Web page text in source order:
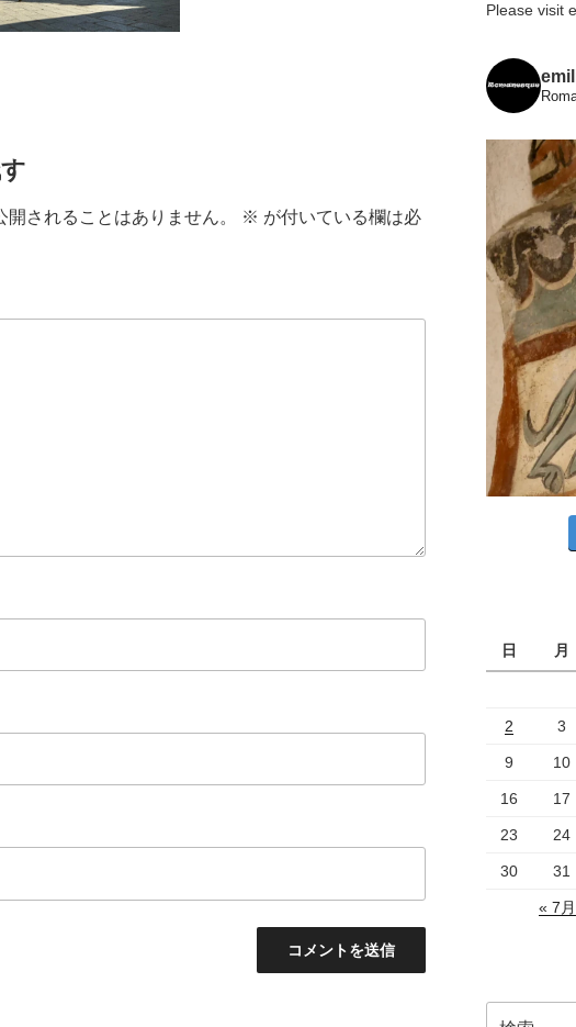
開されることはありません。 ※ が付いている欄は必
Please visit
日
月
2 3
9 10
16 17
23 24
30 31
« 7月